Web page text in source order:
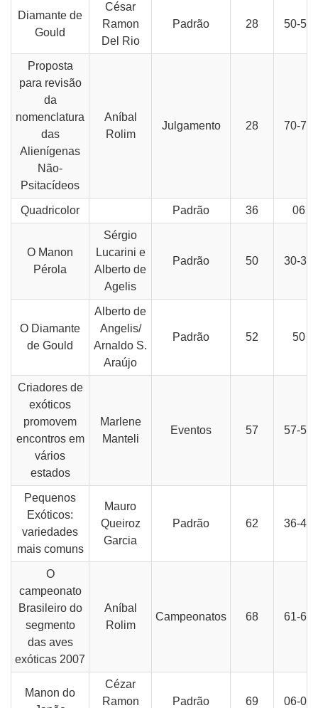
Diamante de
Gould
César
Ramon
Del Rio
Padrão 28 50-51
Proposta
para revisão
da
nomenclatura
das
Alienígenas
Não-
Psitacídeos
Aníbal
Rolim
Julgamento 28 70-74
Quadricolor Padrão 36 06
O Manon
Pérola
Sérgio
Lucarini e
Alberto de
Agelis
Padrão 50 30-31
O Diamante
de Gould
Alberto de
Angelis/
Arnaldo S.
Araújo
Padrão 52 50
Criadores de
exóticos
promovem
encontros em
vários
estados
Marlene
Manteli
Eventos 57 57-58
Pequenos
Exóticos:
variedades
mais comuns
Mauro
Queiroz
Garcia
Padrão 62 36-41
O
campeonato
Brasileiro do
segmento
das aves
exóticas 2007
Aníbal
Rolim
Campeonatos 68 61-62
Manon do
Cézar
Ramon
Padrão 69 06-08